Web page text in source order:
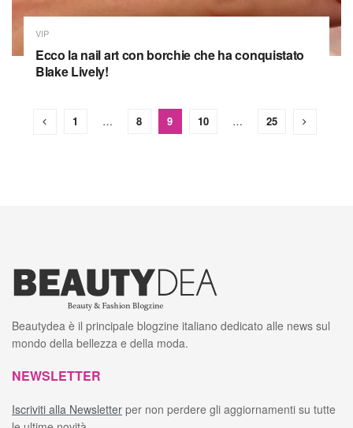
VIP
Ecco la nail art con borchie che ha conquistato
Blake Lively!
1 … 8 9 10 … 25
Beautydea è il principale blogzine italiano dedicato alle news sul
mondo della bellezza e della moda.
NEWSLETTER
Iscriviti alla Newsletter per non perdere gli aggiornamenti su tutte